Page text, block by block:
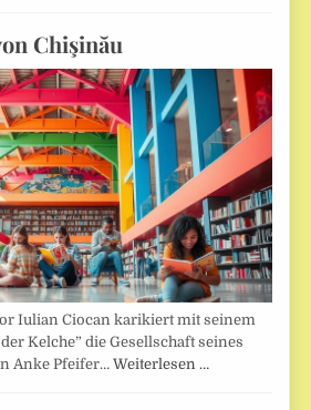
Chişinău
Iulian Ciocan karikiert mit seinem
Kelche” die Gesellschaft seines
Anke Pfeifer…Weiterlesen …